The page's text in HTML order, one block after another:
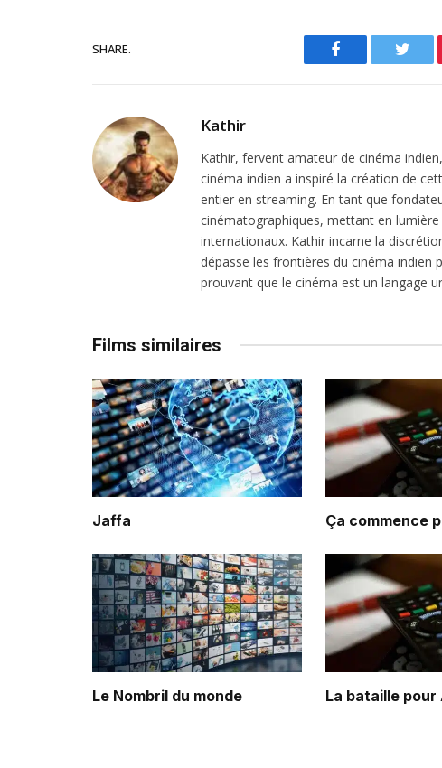
SHARE.
Facebook
Kathir
Kathir, fervent amateur de cinéma
cinéma indien a inspiré la création de
entier en streaming. En tant que
cinématographiques, mettant en
internationaux. Kathir incarne la
dépasse les frontières du cinéma
prouvant que le cinéma est un langage
Films similaires
Jaffa Ça commence
Le Nombril du monde La bataille pour